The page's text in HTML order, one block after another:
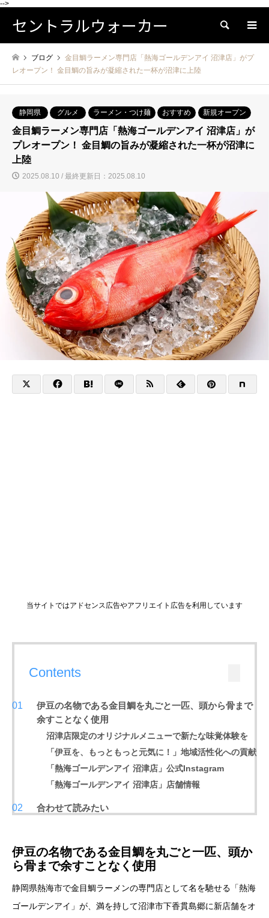
-->
セントラルウォーカー 検索
ブログ
金目鯛ラーメン専門店「熱海ゴールデンアイ 沼津店」がプ
レオープン！ 金目鯛の旨みが凝縮された一杯が沼津に上陸
静岡県 グルメ ラーメン・つけ麺 おすすめ 新規オープン
金目鯛ラーメン専門店「熱海ゴールデンアイ 沼津店」が
プレオープン！ 金目鯛の旨みが凝縮された一杯が沼津に
上陸
2025.08.10 / 最終更新日：2025.08.10
当サイトではアドセンス広告やアフリエイト広告を利用しています
Contents
伊豆の名物である金目鯛を丸ごと一匹、頭から骨まで
余すことなく使用
沼津店限定のオリジナルメニューで新たな味覚体験を
「伊豆を、もっともっと元気に！」地域活性化への貢献
「熱海ゴールデンアイ 沼津店」公式Instagram
「熱海ゴールデンアイ 沼津店」店舗情報
合わせて読みたい
伊豆の名物である金目鯛を丸ごと一匹、頭か
ら骨まで余すことなく使用
静岡県熱海市で金目鯛ラーメンの専門店として名を馳せる「熱海
ゴールデンアイ」が、満を持して沼津市下香貫島郷に新店舗をオ